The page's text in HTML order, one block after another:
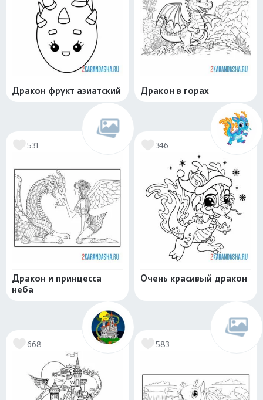
Дракон фрукт азиатский Дракон в горах
531
Дракон и принцесса
неба
346
Очень красивый дракон
668 583